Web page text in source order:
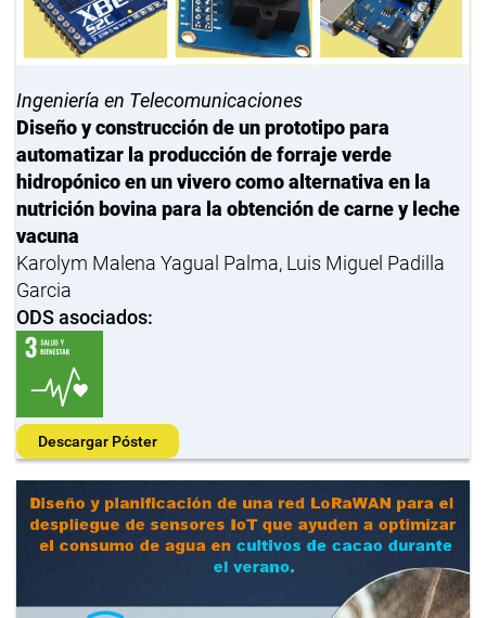
Ingeniería en Telecomunicaciones
Diseño y construcción de un prototipo para
automatizar la producción de forraje verde
hidropónico en un vivero como alternativa en la
nutrición bovina para la obtención de carne y leche
vacuna
Karolym Malena Yagual Palma, Luis Miguel Padilla
Garcia
ODS asociados:
Descargar Póster